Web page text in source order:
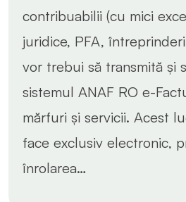
contribuabilii (cu mici
juridice, PFA,
vor trebui să transmită și
sistemul ANAF RO e-
mărfuri și servicii. Acest
face exclusiv electronic,
înrolarea…